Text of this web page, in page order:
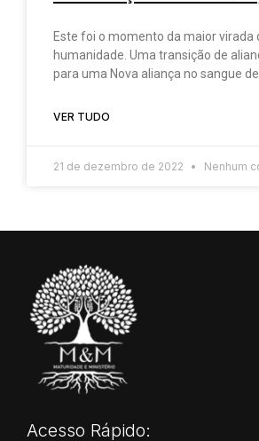
Este foi o momento da maior virada
humanidade. Uma transição de
para uma Nova aliança no sangue
VER TUDO
21 de dezembro de 2022 Nenhum
Acesso Rápido: